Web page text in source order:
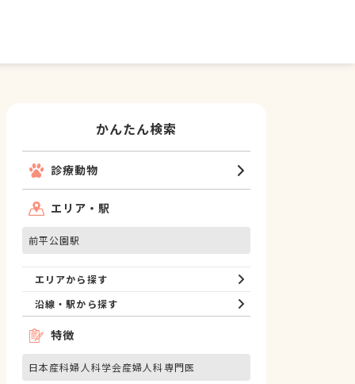
かんたん検索
診療動物
エリア・駅
前平公園駅
エリアから探す
沿線・駅から探す
特徴
日本産科婦人科学会産婦人科専門医